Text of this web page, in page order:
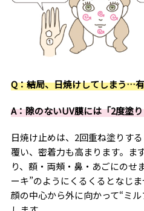
Q：結局、日焼けしてしまう…
A：隙のないUV膜には「2度塗
日焼け止めは、2回重ね塗りす
覆い、密着力も高まります。ま
り、額・両頰・鼻・あごにのせ
ーキ”のようにくるくるとなじま
顔の中心から外に向かって“ミ